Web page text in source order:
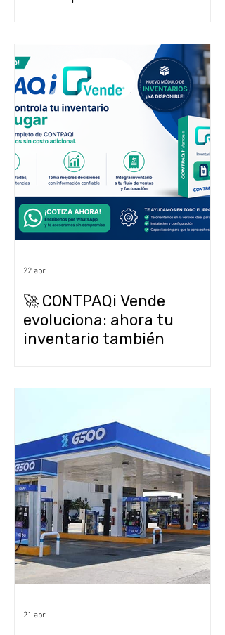
🚀 CONTPAQi Vende
evoluciona: ahora tu
inventario también
22 abr
21 abr